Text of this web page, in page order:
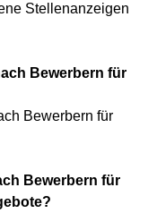
Stellenanzeigen
Bewerbern für
Bewerbern für
Bewerbern für